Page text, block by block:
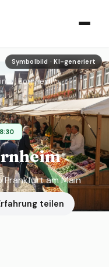
Symbolbild · KI-generiert
› Bornheim ›
Frankfurt am Main
teilen